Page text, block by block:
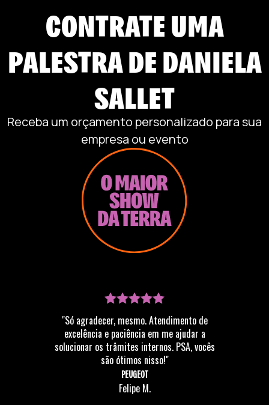
CONTRATE UMA
PALESTRA DEDANIELA
SALLET
Receba um orçamento personalizado para sua
empresa ou evento
"Só agradecer, mesmo. Atendimento de
excelência e paciência em me ajudar a
solucionar os trâmites internos. PSA, vocês
são ótimos nisso!"
PEUGEOT
Felipe M.